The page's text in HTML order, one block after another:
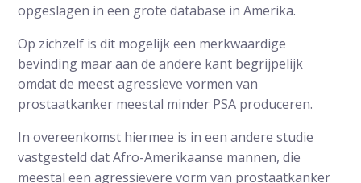
opgeslagen in een grote database in Amerika.
Op zichzelf is dit mogelijk een merkwaardige
bevinding maar aan de andere kant begrijpelijk
omdat de meest agressieve vormen van
prostaatkanker meestal minder PSA produceren.
In overeenkomst hiermee is in een andere studie
vastgesteld dat Afro-Amerikaanse mannen, die
meestal een agressievere vorm van prostaatkanker